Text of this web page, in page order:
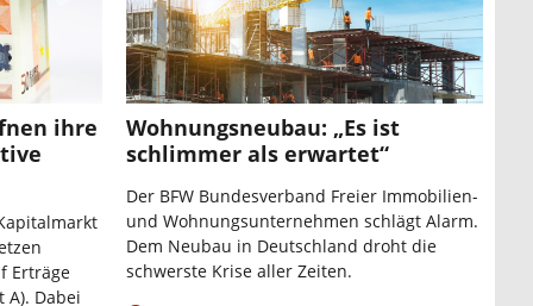
ihre
Erträge
A). Dabei
Wohnungsneubau: „Es ist
schlimmer als erwartet“
Der BFW Bundesverband Freier Immobilien-
und Wohnungsunternehmen schlägt Alarm.
Dem Neubau in Deutschland droht die
schwerste Krise aller Zeiten.